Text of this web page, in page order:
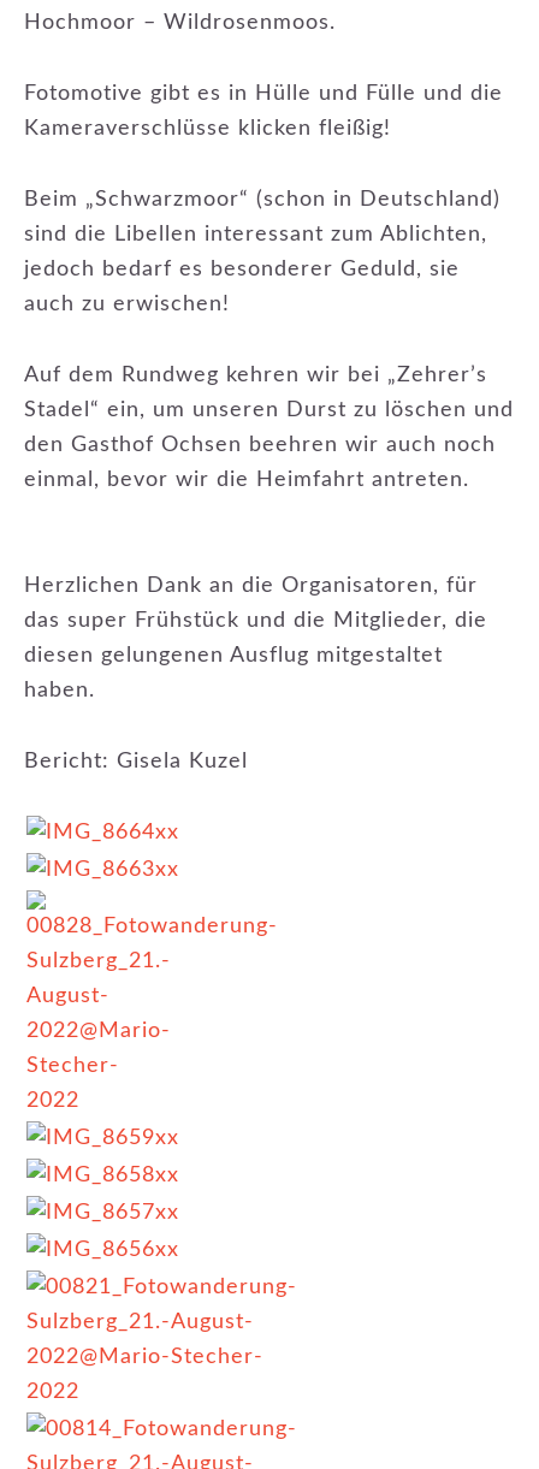
Hochmoor – Wildrosenmoos.
Fotomotive gibt es in Hülle und Fülle und die
Kameraverschlüsse klicken fleißig!
Beim „Schwarzmoor“ (schon in Deutschland)
sind die Libellen interessant zum Ablichten,
jedoch bedarf es besonderer Geduld, sie
auch zu erwischen!
Auf dem Rundweg kehren wir bei „Zehrer’s
Stadel“ ein, um unseren Durst zu löschen und
den Gasthof Ochsen beehren wir auch noch
einmal, bevor wir die Heimfahrt antreten.
Herzlichen Dank an die Organisatoren, für
das super Frühstück und die Mitglieder, die
diesen gelungenen Ausflug mitgestaltet
haben.
Bericht: Gisela Kuzel